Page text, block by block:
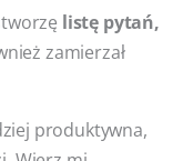
listę pytań,
zamierzał
produktywna,